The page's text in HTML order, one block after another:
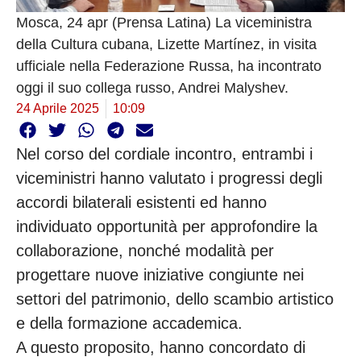
Mosca, 24 apr (Prensa Latina) La viceministra
della Cultura cubana, Lizette Martínez, in visita
ufficiale nella Federazione Russa, ha incontrato
oggi il suo collega russo, Andrei Malyshev.
24 Aprile 2025 10:09
Nel corso del cordiale incontro, entrambi i
viceministri hanno valutato i progressi degli
accordi bilaterali esistenti ed hanno
individuato opportunità per approfondire la
collaborazione, nonché modalità per
progettare nuove iniziative congiunte nei
settori del patrimonio, dello scambio artistico
e della formazione accademica.
A questo proposito, hanno concordato di